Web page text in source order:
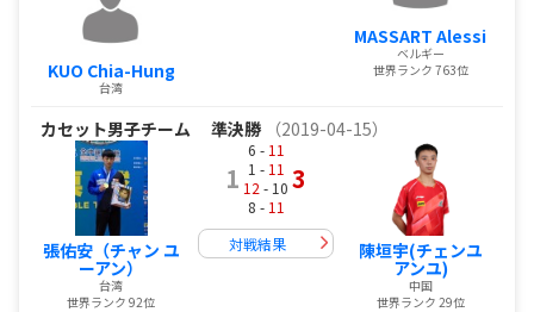
KUO Chia-Hung
台湾
MASSART Alessi
ベルギー
世界ランク 763位
カセット男子チーム 準決勝 （2019-04-15）
張佑安（チャン ユ
ーアン）
台湾
世界ランク 92位
1
6 - 11
1 - 11
12 - 10
8 - 11
3
対戦結果 陳垣宇(チェンユ
アンユ)
中国
世界ランク 29位